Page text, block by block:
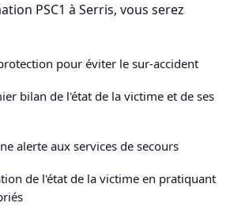
PSC1 à Serris, vous serez
pour éviter le sur-accident
bilan de l'état de la victime et de ses
alerte aux services de secours
de l'état de la victime en pratiquant